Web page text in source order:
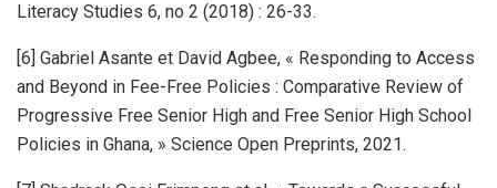
Literacy Studies 6, no 2 (2018) : 26-33.
[6] Gabriel Asante et David Agbee, « Responding to Access
and Beyond in Fee-Free Policies : Comparative Review of
Progressive Free Senior High and Free Senior High School
Policies in Ghana, » Science Open Preprints, 2021.